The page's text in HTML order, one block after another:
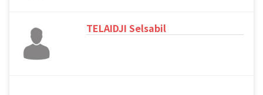
TELAIDJI Selsabil